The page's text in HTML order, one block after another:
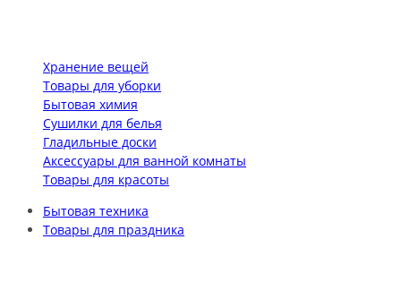
Хранение вещей
Товары для уборки
Бытовая химия
Сушилки для белья
Гладильные доски
Аксессуары для ванной комнаты
Товары для красоты
Бытовая техника
Товары для праздника